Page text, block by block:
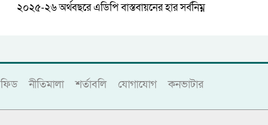
২০২৫-২৬ অর্থবছরে এডিপি বাস্তবায়নের হার সর্বনিম্ন
ফিড নীতিমালা শর্তাবলি যোগাযোগ কনভাটার